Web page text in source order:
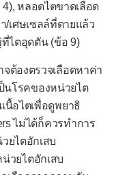
)
4), หลอดไตขาดเลือด
/เศษเซลล์ที่ตายแล้ว
ไตอุดตัน (ข้อ 9)
ต้องตรวจเลือดหาค่า
นโรคของหน่วยไต
นื้อไตเพื่อดูพยาธิ
ไม่ได้ก็ควรทำการ
ยไตอักเสบ
น่วยไตอักเสบ